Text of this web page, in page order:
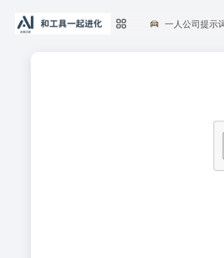
一人公司提示